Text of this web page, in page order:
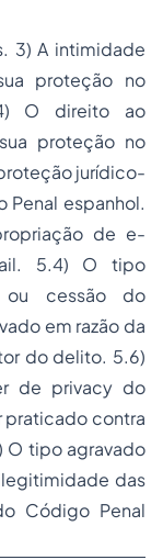
3) A intimidade
proteção no
O direito ao
proteção no
jurídico-
Penal espanhol.
de e-
. 5.4) O tipo
ou cessão do
em razão da
do delito. 5.6)
de privacydo
praticado contra
O tipo agravado
das
Código Penal